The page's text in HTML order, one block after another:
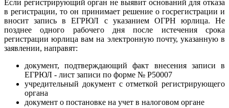
Если регистрирующий орган не выявит оснований для отказа
в регистрации, то он принимает решение о госрегистрации и
вносит запись в ЕГРЮЛ с указанием ОГРН юрлица. Не
позднее одного рабочего дня после истечения срока
регистрации юрлица вам на электронную почту, указанную в
заявлении, направят:
документ, подтверждающий факт внесения записи в
ЕГРЮЛ - лист записи по форме № Р50007
учредительный документ с отметкой регистрирующего
органа
документ о постановке на учет в налоговом органе